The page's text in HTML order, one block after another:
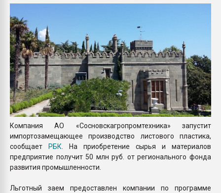
Компания АО «Сосновскагропромтехника» запустит
импортозамещающее производство листового пластика,
сообщает
РБК. На приобретение сырья и материалов
предприятие получит 50 млн руб. от регионального фонда
развития промышленности.
Льготный заем предоставлен компании по программе